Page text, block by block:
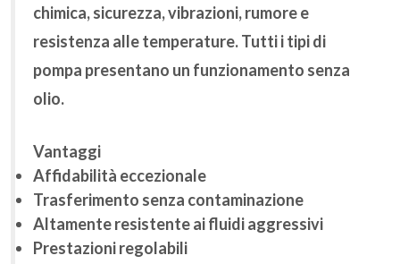
chimica, sicurezza, vibrazioni, rumore e
resistenza alle temperature. Tutti i tipi di
pompa presentano un funzionamento senza
olio.
Vantaggi
Affidabilità eccezionale
Trasferimento senza contaminazione
Altamente resistente ai fluidi aggressivi
Prestazioni regolabili